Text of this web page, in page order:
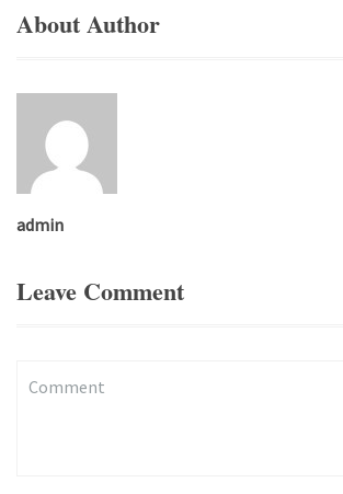
About Author
admin
Leave Comment